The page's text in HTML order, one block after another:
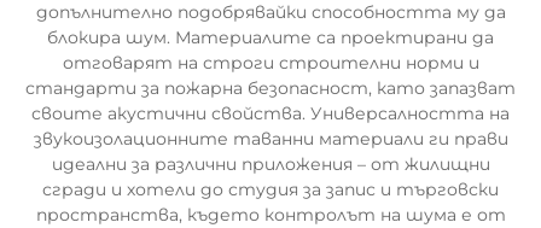
допълнително подобрявайки способността му да
блокира шум. Материалите са проектирани да
отговарят на строги строителни норми и
стандарти за пожарна безопасност, като запазват
своите акустични свойства. Универсалността на
звукоизолационните таванни материали ги прави
идеални за различни приложения – от жилищни
сгради и хотели до студия за запис и търговски
пространства, където контролът на шума е от